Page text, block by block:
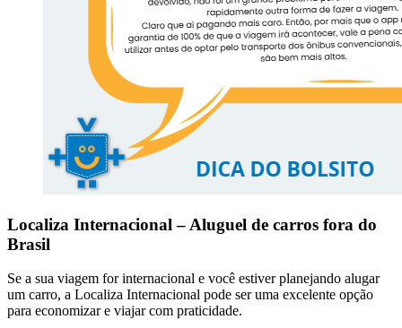
Localiza Internacional – Aluguel de carros fora do
Brasil
Se a sua viagem for internacional e você estiver planejando alugar
um carro, a Localiza Internacional pode ser uma excelente opção
para economizar e viajar com praticidade.